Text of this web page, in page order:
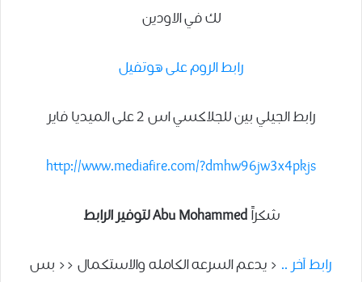
لك في الاودين
رابط الروم على هوتفيل
رابط الجيلي بين للجلاكسي اس 2 على الميديا فاير
http://www.mediafire.com/?dmhw96jw3x4pkjs
شكراًAbu Mohammed لتوفير الرابط
رابط آخر .. < يدعم السرعه الكامله والاستكمال << بس